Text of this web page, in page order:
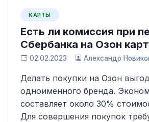
КАРТЫ
Есть ли комиссия при
Сбербанка на Озон
02.02.2023 Александр
Делать покупки на Озон
одноименного бренда.
составляет около 30%
Для совершения покупок